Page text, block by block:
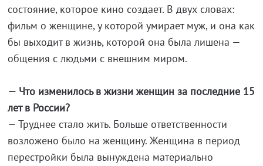
состояние, которое кино создает. В двух словах:
фильм о женщине, у которой умирает муж, и она как
бы выходит в жизнь, которой она была лишена —
общения с людьми с внешним миром.
— Что изменилось в жизни женщин за последние 15
лет в России?
— Труднее стало жить. Больше ответственности
возложено было на женщину. Женщина в период
перестройки была вынуждена материально